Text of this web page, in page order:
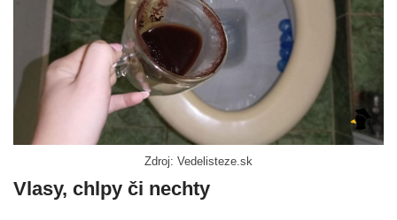
Zdroj: Vedelisteze.sk
Vlasy, chlpy či nechty